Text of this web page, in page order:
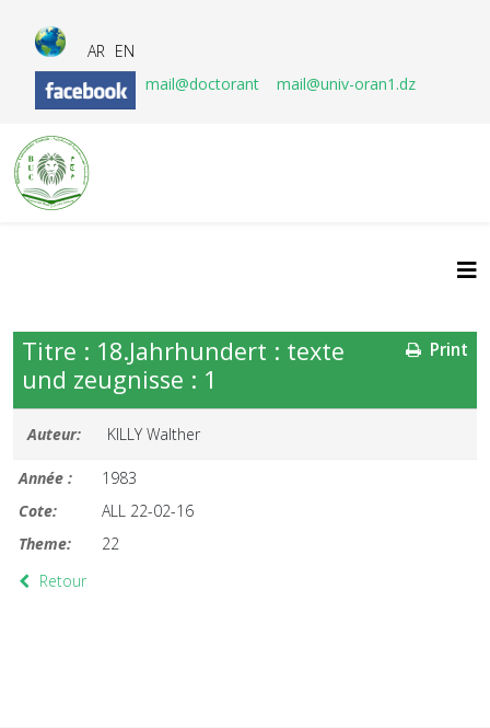
AR EN
mail@doctorant
mail@univ-oran1.dz
Print
Titre : 18.Jahrhundert : texte
und zeugnisse : 1
Auteur: KILLY Walther
Année :
1983
Cote:
ALL 22-02-16
Theme:
22
Retour